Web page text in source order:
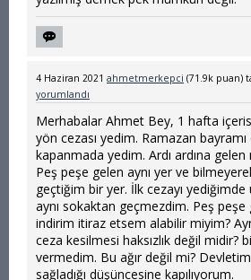
4 Haziran 2021 ahmetmerkepci (71.9k puan)
yorumlandı
Merhabalar Ahmet Bey, 1 hafta
yön cezası yedim. Ramazan
kapanmada yedim. Ardı ardına
Peş peşe gelen aynı yer ve
geçtiğim bir yer. İlk cezayı yediğimde
aynı sokaktan geçmezdim. Peş
indirim itiraz etsem alabilir miyim?
ceza kesilmesi haksızlık değil midir?
vermedim. Bu ağır değil mi?
sağladığı düşüncesine kapılıyorum.